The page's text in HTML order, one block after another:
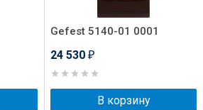
Gefest 5140-01 0001
24 530 ₽
В корзину